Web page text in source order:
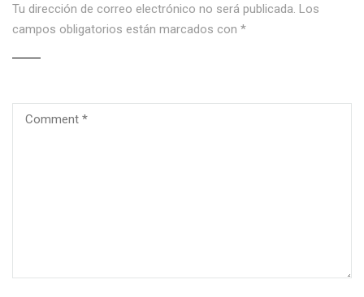
Tu dirección de correo electrónico no será publicada. Los
campos obligatorios están marcados con *